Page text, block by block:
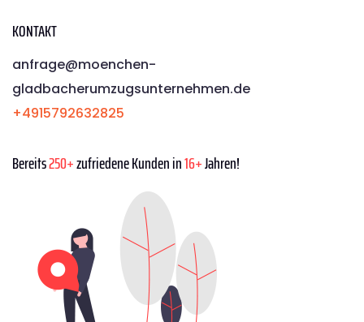
KONTAKT
anfrage@moenchen­
gladbacherumzugsunternehmen.de
+4915792632825
Bereits250+zufriedene Kunden in16+Jahren!